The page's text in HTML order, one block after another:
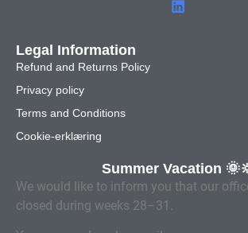
Legal Information
Refund and Returns Policy
Privacy policy
Terms and Conditions
Cookie-erklæring
Summer Vacation
We would like to inform you that our
closed during weeks 28–31.